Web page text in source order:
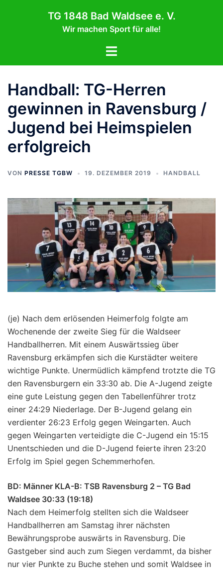
TG 1848 Bad Waldsee e. V.
Wir machen Sport für alle!
Menü
Handball: TG-Herren
gewinnen in Ravensburg /
Jugend bei Heimspielen
erfolgreich
VON PRESSE TGBW 19. DEZEMBER 2019 HANDBALL
(je) Nach dem erlösenden Heimerfolg folgte am
Wochenende der zweite Sieg für die Waldseer
Handballherren. Mit einem Auswärtssieg über
Ravensburg erkämpfen sich die Kurstädter weitere
wichtige Punkte. Unermüdlich kämpfend trotzte die TG
den Ravensburgern ein 33:30 ab. Die A-Jugend zeigte
eine gute Leistung gegen den Tabellenführer trotz
einer 24:29 Niederlage. Der B-Jugend gelang ein
verdienter 26:23 Erfolg gegen Weingarten. Auch
gegen Weingarten verteidigte die C-Jugend ein 15:15
Unentschieden und die D-Jugend feierte ihren 23:20
Erfolg im Spiel gegen Schemmerhofen.
BD: Männer KLA-B: TSB Ravensburg 2 – TG Bad
Waldsee 30:33 (19:18)
Nach dem Heimerfolg stellten sich die Waldseer
Handballherren am Samstag ihrer nächsten
Bewährungsprobe auswärts in Ravensburg. Die
Gastgeber sind auch zum Siegen verdammt, da bisher
nur vier Punkte zu Buche stehen und somit Waldsee in